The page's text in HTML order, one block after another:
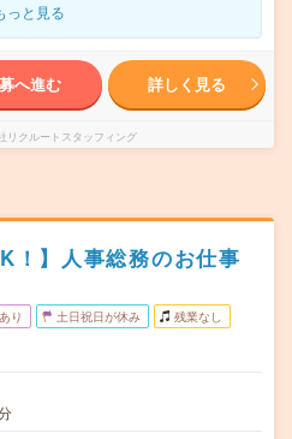
っと見る
へ進む 詳しく見る
リクルートスタッフィング
！】人事総務のお仕事
り 土日祝日が休み 残業なし